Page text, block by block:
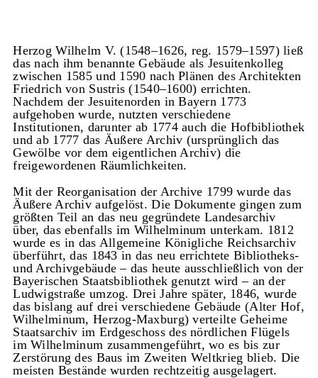
Herzog Wilhelm V. (1548–1626, reg. 1579–1597) ließ
das nach ihm benannte Gebäude als Jesuitenkolleg
zwischen 1585 und 1590 nach Plänen des Architekten
Friedrich von Sustris (1540–1600) errichten.
Nachdem der Jesuitenorden in Bayern 1773
aufgehoben wurde, nutzten verschiedene
Institutionen, darunter ab 1774 auch die Hofbibliothek
und ab 1777 das Äußere Archiv (ursprünglich das
Gewölbe vor dem eigentlichen Archiv) die
freigewordenen Räumlichkeiten.
Mit der Reorganisation der Archive 1799 wurde das
Äußere Archiv aufgelöst. Die Dokumente gingen zum
größten Teil an das neu gegründete Landesarchiv
über, das ebenfalls im Wilhelminum unterkam. 1812
wurde es in das Allgemeine Königliche Reichsarchiv
überführt, das 1843 in das neu errichtete Bibliotheks-
und Archivgebäude – das heute ausschließlich von der
Bayerischen Staatsbibliothek genutzt wird – an der
Ludwigstraße umzog. Drei Jahre später, 1846, wurde
das bislang auf drei verschiedene Gebäude (Alter Hof,
Wilhelminum, Herzog-Maxburg) verteilte Geheime
Staatsarchiv im Erdgeschoss des nördlichen Flügels
im Wilhelminum zusammengeführt, wo es bis zur
Zerstörung des Baus im Zweiten Weltkrieg blieb. Die
meisten Bestände wurden rechtzeitig ausgelagert.